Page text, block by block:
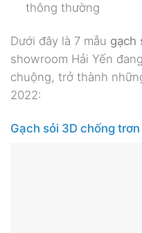
thông thường
Dưới đây là 7 mẫu gạch
showroom Hải Yến
chuộng, trở thành
2022:
Gạch sỏi 3D chống